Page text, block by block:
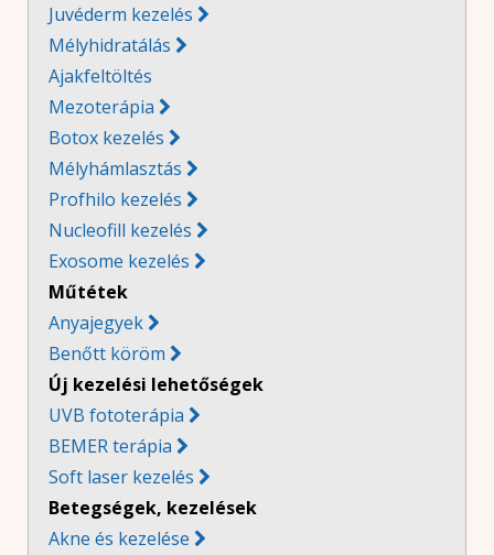
Juvéderm kezelés
Mélyhidratálás
Ajakfeltöltés
Mezoterápia 
Botox kezelés 
Mélyhámlasztás
Profhilo kezelés
Nucleofill kezelés
Exosome kezelés
Műtétek
Anyajegyek
Benőtt köröm
Új kezelési lehetőségek
UVB fototerápia
BEMER terápia
Soft laser kezelés
Betegségek, kezelések
Akne és kezelése